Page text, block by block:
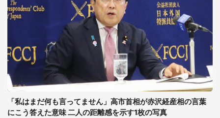
「私はまだ何も言ってません」高市首相が赤沢経産相の言葉
にこう答えた意味 二人の距離感を示す1枚の写真